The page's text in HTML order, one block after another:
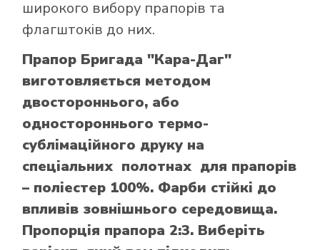
широкого вибору прапорів та
флагштоків до них.
Прапор Бригада "Кара-Даг"
виготовляється методом
двостороннього, або
одностороннього термо-
сублімаційного друку на
спеціальних полотнах для прапорів
– поліестер 100%. Фарби стійкі до
впливів зовнішнього середовища.
Пропорція прапора 2:3. Виберіть